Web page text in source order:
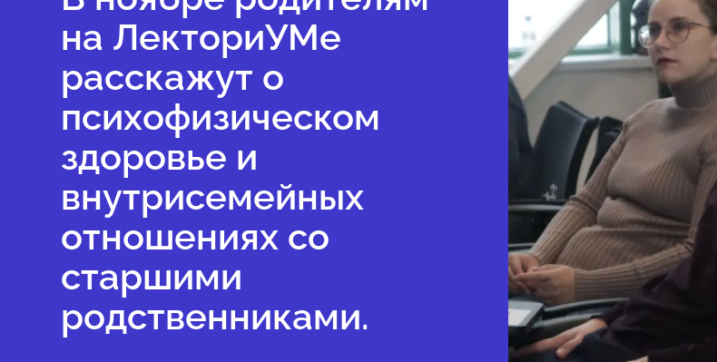
на ЛекториУМе
расскажут о
психофизическом
здоровье и
внутрисемейных
отношениях со
старшими
родственниками.